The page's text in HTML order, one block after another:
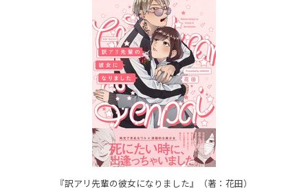
『訳アリ先輩の彼女になりました』（著：花田）